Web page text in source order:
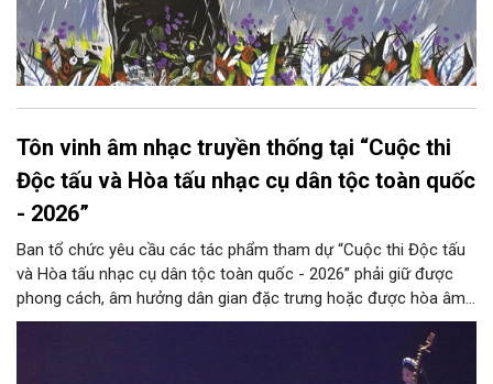
Tôn vinh âm nhạc truyền thống tại “Cuộc thi
Độc tấu và Hòa tấu nhạc cụ dân tộc toàn quốc
- 2026”
Ban tổ chức yêu cầu các tác phẩm tham dự “Cuộc thi Độc tấu
và Hòa tấu nhạc cụ dân tộc toàn quốc - 2026” phải giữ được
phong cách, âm hưởng dân gian đặc trưng hoặc được hòa âm,
phối khí mới trên nền tảng làn điệu âm nhạc truyền thống Việt
Nam, đồng thời phải được trình diễn trực tiếp bằng nhạc cụ dân